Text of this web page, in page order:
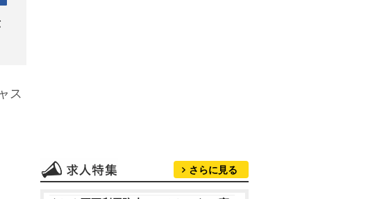
ス
さらに見る